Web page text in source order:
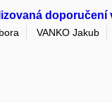
VANKO Jakub